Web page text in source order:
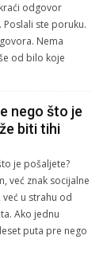
odgovor
Poslali ste poruku.
Nema
od bilo koje
nego što je
biti tihi
je pošaljete?
već znak socijalne
u strahu od
Ako jednu
puta pre nego